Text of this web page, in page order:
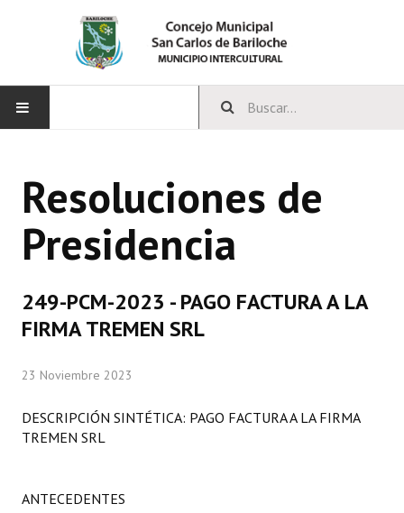
CONCEJO
Bloques Políticos
Comisiones Permanentes
Programas
Constitución Nacional
Resoluciones de
Presidencia
249-PCM-2023 - PAGO FACTURA A LA
FIRMA TREMEN SRL
23 Noviembre 2023
DESCRIPCIÓN SINTÉTICA: PAGO FACTURA A LA FIRMA
TREMEN SRL
ANTECEDENTES